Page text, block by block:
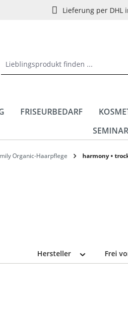
Lieferung per DHL
FRISEURBEDARF
Organic-Haarpflege harmony •
Hersteller Frei